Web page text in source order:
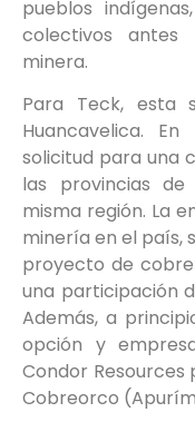
pueblos
colectivos antes
minera.
Para Teck, esta
Huancavelica.
solicitud para una
las provincias
misma región. La
minería en el país,
proyecto de
una participación
Además, a
opción y
Condor
Cobreorco